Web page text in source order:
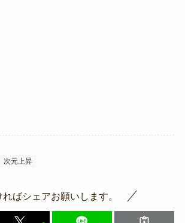
次元上昇
ればシェアお願いします。